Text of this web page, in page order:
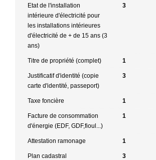
Etat de l'installation
intérieure d'électricité pour
les installations intérieures
d'électricité de + de 15 ans (3
ans)
3
Titre de propriété (complet) 1
Justificatif d'identité (copie
carte d'identité, passeport)
3
Taxe foncière 1
Facture de consommation
d'énergie (EDF, GDF,fioul...)
1
Attestation ramonage 1
Plan cadastral 3